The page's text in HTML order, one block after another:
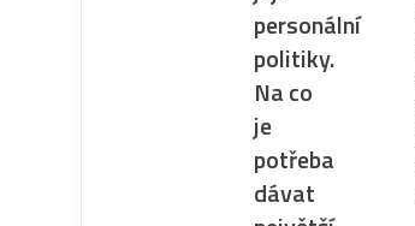
personální
politiky.
Na co
je
potřeba
dávat